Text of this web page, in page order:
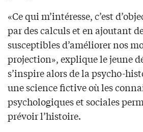
«Ce qui m’intéresse, c’est
par des calculs et en ajoutant
susceptibles d’améliorer nos
projection», explique le jeune
s’inspire alors de la psycho-
une science fictive où les
psychologiques et sociales
prévoir l’histoire.